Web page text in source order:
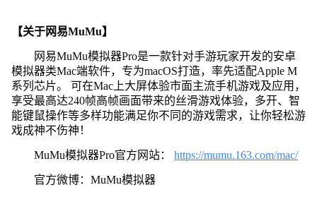
【关于网易MuMu】
网易MuMu模拟器Pro是一款针对手游玩家开发的安卓
模拟器类Mac端软件，专为macOS打造，率先适配Apple M
系列芯片。 可在Mac上大屏体验市面主流手机游戏及应用，
享受最高达240帧高帧画面带来的丝滑游戏体验，多开、智
能键鼠操作等多样功能满足你不同的游戏需求，让你轻松游
戏成神不伤神！
MuMu模拟器Pro官方网站： https://mumu.163.com/mac/
官方微博：MuMu模拟器